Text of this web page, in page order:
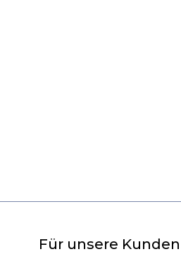
Für unsere Kunden